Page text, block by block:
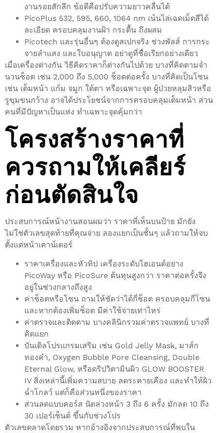
งานรอยสักลึก ข้อดีคือปรับความยาวคลื่นได้
PicoPlus 532, 595, 660, 1064 nm เน้นไล่เฉดเม็ดสีได้
ละเอียด ครอบคลุมงานฝ้า กระตื้น ถึงผสม
Picotech และรุ่นอื่นๆ ต้องดูสเปกจริง ช่วงพัลส์ การกระ
จายลำแสง และใบอนุญาต อย่าดูที่ชื่อเรียกอย่างเดียว
เมื่อเครื่องต่างกัน วิธีคิดราคาก็ต่างกันไปด้วย บางที่คิดตามจำ
นวนช็อต เช่น 2,000 ถึง 5,000 ช็อตต่อครั้ง บางที่คิดเป็นโซน
เช่น เต็มหน้า แก้ม จมูก ใต้ตา หรือเฉพาะจุด ผู้ป่วยหลุมสิวหรือ
รูขุมขนกว้าง อาจได้ประโยชน์จากการครอบคลุมเต็มหน้า ส่วน
คนที่มีปัญหาเป็นแห่ง ทำเฉพาะจุดคุ้มกว่า
โครงสร้างราคาที่
ควรถามให้เคลียร์
ก่อนตัดสินใจ
ประสบการณ์หน้างานสอนผมว่า ราคาที่เห็นบนป้าย มักยัง
ไม่ใช่ตัวเลขสุดท้ายที่คุณจ่าย ลองแยกเป็นชั้นๆ แล้วถามให้จบ
ตั้งแต่หน้าเคาน์เตอร์
ราคาเครื่องและหัวทิป เครื่องระดับไฮเอนด์อย่าง
PicoWay หรือ PicoSure ต้นทุนสูงกว่า ราคาต่อครั้งจึง
อยู่ในช่วงกลางถึงสูง
ค่าช็อตหรือโซน ถามให้ชัดว่าได้กี่ช็อต ครอบคลุมกี่โซน
และหากต้องเพิ่มช็อต มีค่าใช้จ่ายเท่าไหร่
ค่าตรวจและติดตาม บางคลินิกรวมค่าตรวจแพทย์ บางที่
คิดแยก
บันเดิลโปรแกรมเสริม เช่น Gold Jelly Mask, มาส์ก
ทองคำ, Oxygen Bubble Pore Cleansing, Double
Eternal Glow, หรือดริปวิตามินผิว GLOW BOOSTER
IV สิ่งเหล่านี้เพิ่มความสบาย ลดระคายเคือง และทำให้ผิว
ฉ่ำโกลว์ แต่ก็คือส่วนหนึ่งของราคา
ส่วนลดแบบคอร์ส นัดล่วงหน้า 3 ถึง 6 ครั้ง มักลด 10 ถึง
30 เปอร์เซ็นต์ ขึ้นกับช่วงโปร
ตัวเลขตลาดโดยรวม หากอ้างอิงจากประสบการณ์ที่พบใน